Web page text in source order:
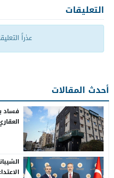
التعليقات
عذراً
أحدث المقالات